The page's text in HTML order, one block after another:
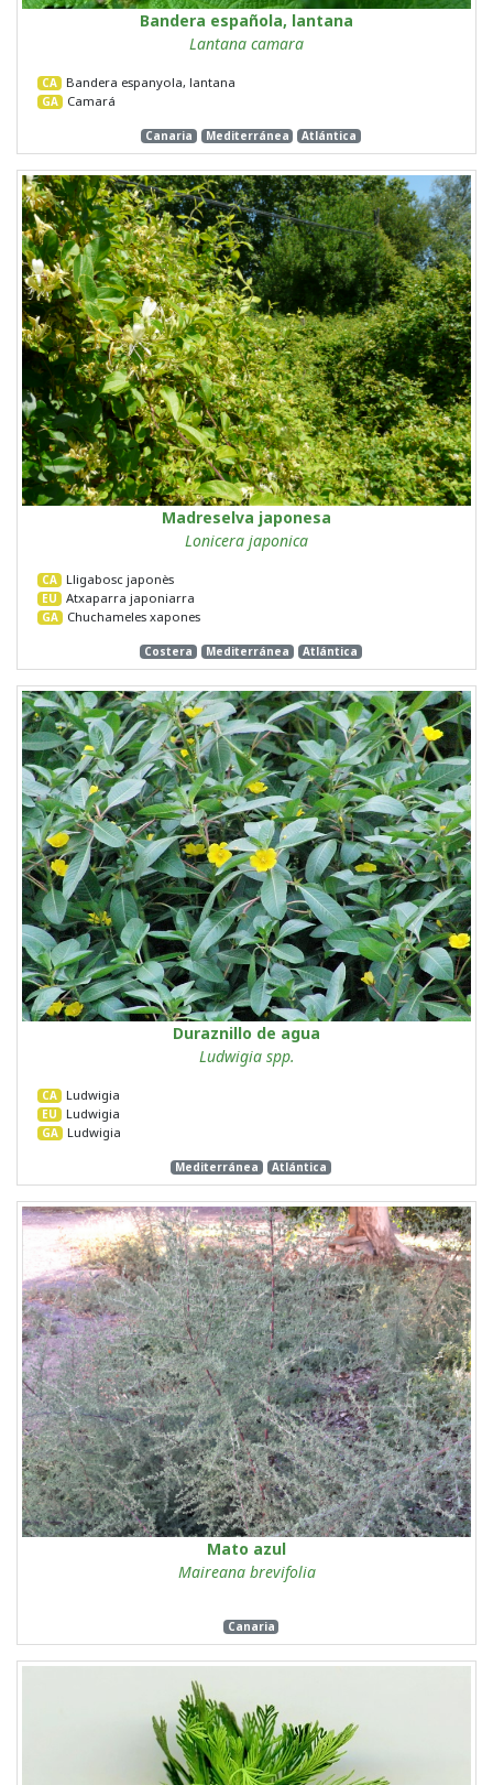
Bandera española, lantana
Lantana camara
CA Bandera espanyola, lantana
GA Camará
Canaria Mediterránea Atlántica
Madreselva japonesa
Lonicera japonica
CA Lligabosc japonès
EU Atxaparra japoniarra
GA Chuchameles xapones
Costera Mediterránea Atlántica
Duraznillo de agua
Ludwigia spp.
CA Ludwigia
EU Ludwigia
GA Ludwigia
Mediterránea Atlántica
Mato azul
Maireana brevifolia
Canaria